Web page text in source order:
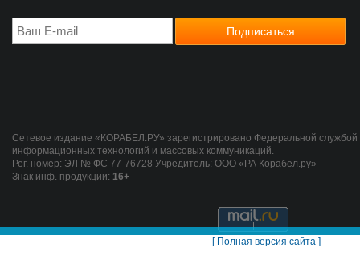
Сетевое издание «КОРАБЕЛ.РУ» зарегистрировано Федеральной службой
информационных технологий и массовых коммуникаций.
Рег. номер: ЭЛ № ФС 77-76728 Учредитель: ООО «РА Корабел.ру»
Знак инф. продукции: 16+
[ Полная версия сайта ]